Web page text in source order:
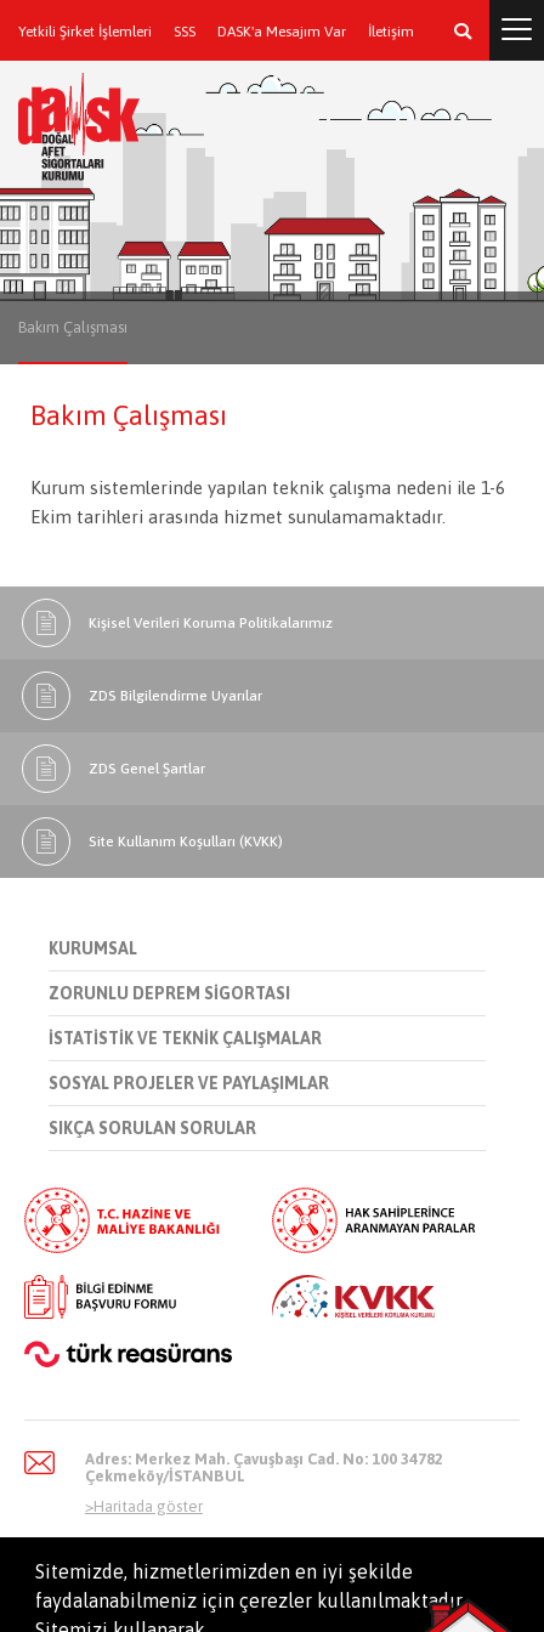
Yetkili Şirket İşlemleri SSS DASK'a Mesajım Var İletişim
Bakım Çalışması
Bakım Çalışması
Kurum sistemlerinde yapılan teknik çalışma nedeni ile 1-6
Ekim tarihleri arasında hizmet sunulamamaktadır.
Kişisel Verileri Koruma Politikalarımız
ZDS Bilgilendirme Uyarılar
ZDS Genel Şartlar
Site Kullanım Koşulları (KVKK)
KURUMSAL
ZORUNLU DEPREM SİGORTASI
İSTATİSTİK VE TEKNİK ÇALIŞMALAR
SOSYAL PROJELER VE PAYLAŞIMLAR
SIKÇA SORULAN SORULAR
Adres: Merkez Mah. Çavuşbaşı Cad. No: 100 34782
Çekmeköy/İSTANBUL
>Haritada göster
info@dask.gov.tr
Sitemizde, hizmetlerimizden en iyi şekilde
faydalanabilmeniz için çerezler kullanılmaktadır.